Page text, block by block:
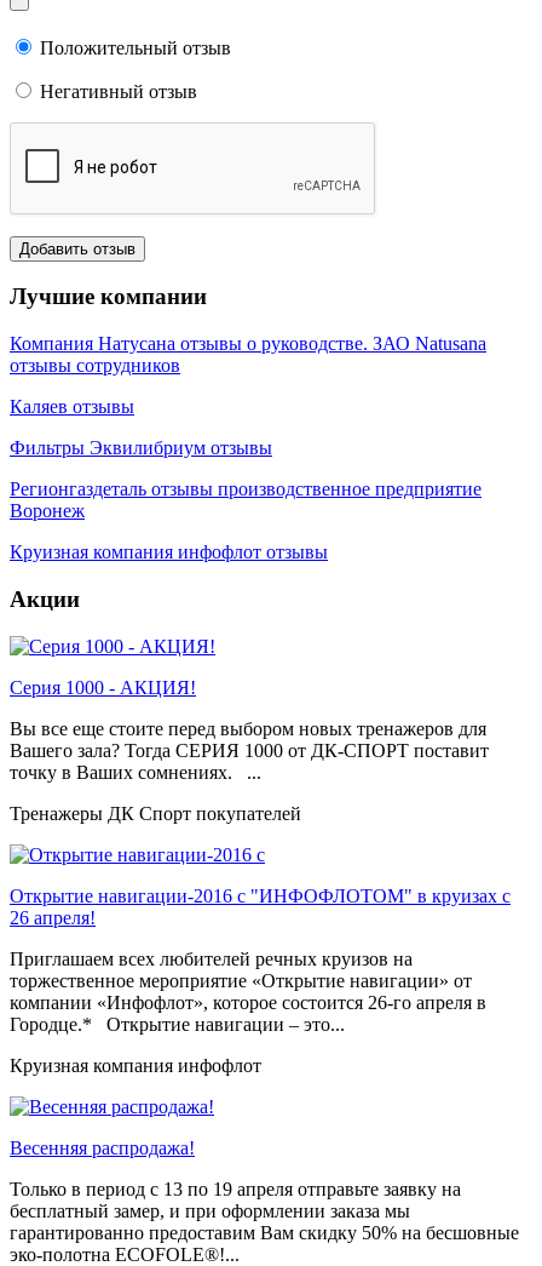
Положительный отзыв
Негативный отзыв
Лучшие компании
Компания Натусана отзывы о руководстве. ЗАО Natusana
отзывы сотрудников
Каляев отзывы
Фильтры Эквилибриум отзывы
Регионгаздеталь отзывы производственное предприятие
Воронеж
Круизная компания инфофлот отзывы
Акции
Серия 1000 - АКЦИЯ!
Вы все еще стоите перед выбором новых тренажеров для
Вашего зала? Тогда СЕРИЯ 1000 от ДК-СПОРТ поставит
точку в Ваших сомнениях. ...
Тренажеры ДК Спорт покупателей
Открытие навигации-2016 с "ИНФОФЛОТОМ" в круизах с
26 апреля!
Приглашаем всех любителей речных круизов на
торжественное мероприятие «Открытие навигации» от
компании «Инфофлот», которое состоится 26-го апреля в
Городце.* Открытие навигации – это...
Круизная компания инфофлот
Весенняя распродажа!
Только в период c 13 по 19 апреля отправьте заявку на
бесплатный замер, и при оформлении заказа мы
гарантированно предоставим Вам скидку 50% на бесшовные
эко-полотна ECOFOLE®!...